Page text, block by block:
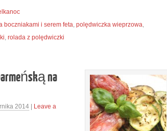
boczniakami i serem feta polędwiczka wieprzowa
rolada z polędwiczki
na
2014 | Leave a